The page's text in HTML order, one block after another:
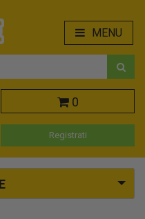
MENU
0
Registrati